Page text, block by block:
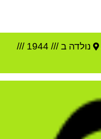
נולדה ב /// 1944
///